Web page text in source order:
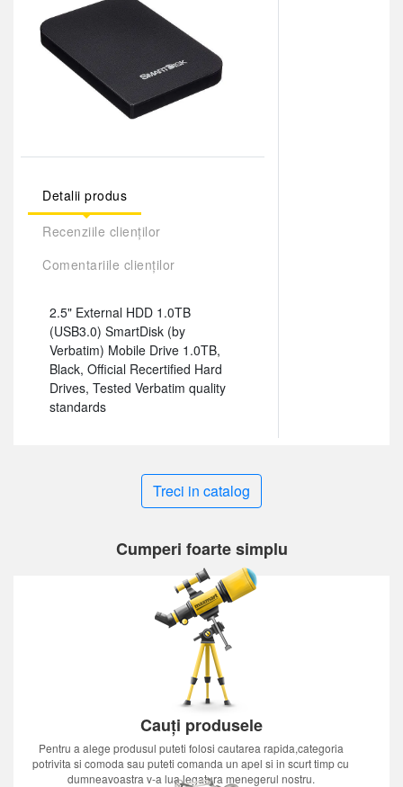
Detalii produs
Recenziile clienților
Comentariile clienților
2.5" External HDD 1.0TB
(USB3.0) SmartDisk (by
Verbatim) Mobile Drive 1.0TB,
Black, Official Recertified Hard
Drives, Tested Verbatim quality
standards
Treci in catalog
Cumperi foarte simplu
Cauți produsele
Pentru a alege produsul puteti folosi cautarea rapida,categoria
potrivita si comoda sau puteti comanda un apel si in scurt timp cu
dumneavoastra v-a lua legatura menegerul nostru.